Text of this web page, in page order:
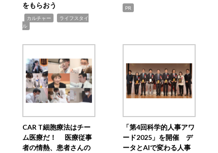
をもらおう
カルチャー
ライフスタイ
ル
PR
CAR T細胞療法はチー
ム医療だ！ 医療従事
者の情熱、患者さんの
「第4回科学的人事アワ
ード2025」を開催 デ
ータとAIで変わる人事